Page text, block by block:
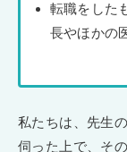
転職をした
長やほかの
私たちは、先生
伺った上で、そ